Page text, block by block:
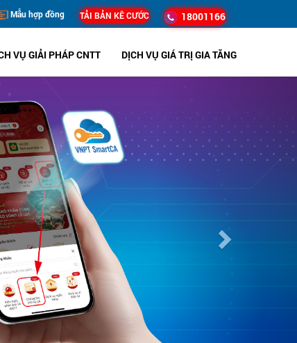
Mẫu hợp đồng TẢI BẢN KÊ CƯỚC 18001166
VỤ GIẢI PHÁP CNTT DỊCH VỤ GIÁ TRỊ GIA TĂNG